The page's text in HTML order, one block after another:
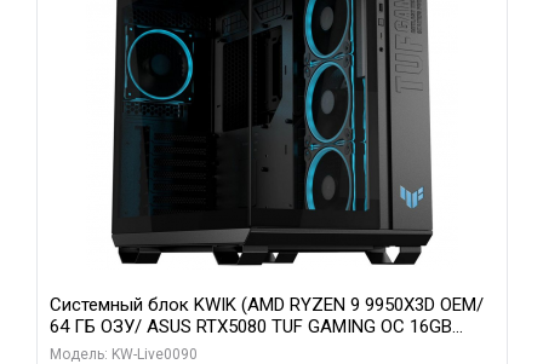
Системный блок KWIK (AMD RYZEN 9 9950X3D OEM/
64 ГБ ОЗУ/ ASUS RTX5080 TUF GAMING OC 16GB
GDDR7 256bit 3xDP 3x/ 1 ТБ SSD)
Модель: KW-Live0090